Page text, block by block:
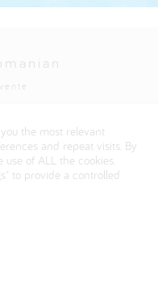
website
the most relevant
and repeat visits. By
use of ALL the cookies.
to provide a controlled